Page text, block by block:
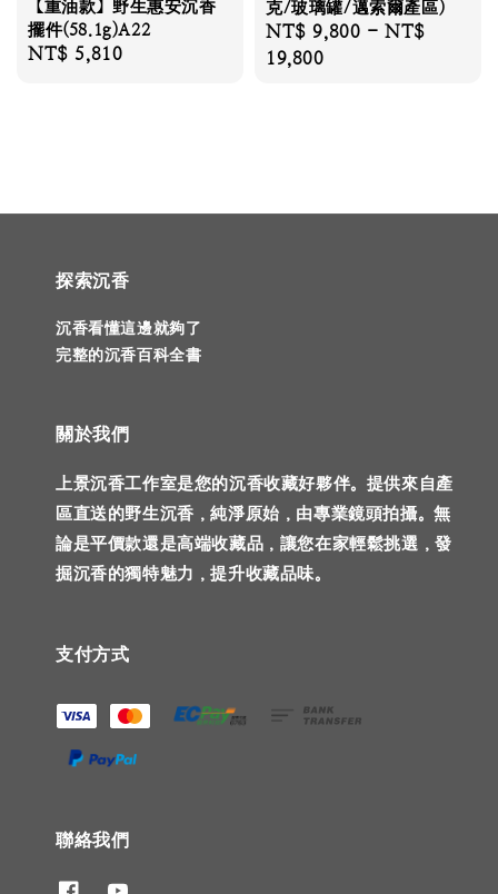
【重油款】野生惠安沉香
擺件(58.1g)A22
Regular
NT$ 5,810
克/玻璃罐/邁索爾產區)
Regular
price
NT$ 9,800 -NT$
19,800
探索沉香
沉香看懂這邊就夠了
完整的沉香百科全書
關於我們
上景沉香工作室是您的沉香收藏好夥伴。提供來自產
區直送的野生沉香，純淨原始，由專業鏡頭拍攝。無
論是平價款還是高端收藏品，讓您在家輕鬆挑選，發
掘沉香的獨特魅力，提升收藏品味。
支付方式
聯絡我們